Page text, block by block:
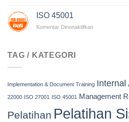
ISO 45001
Komentar Dinonaktifkanpada
TAG / KATEGORI
Implementation & Document Training Internal
22000 ISO 27001 ISO 45001 Management
Pelatihan Pelatihan